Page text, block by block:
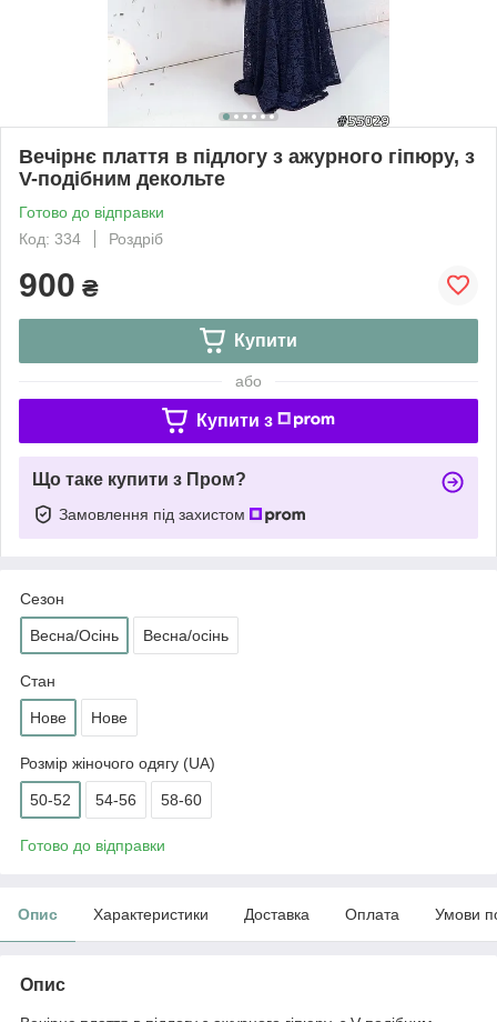
Вечірнє плаття в підлогу з ажурного гіпюру, з
V-подібним декольте
Готово до відправки
Код: 334
Роздріб
900 ₴
Купити
або
Купити з
Що таке купити з Пром?
Замовлення під захистом
Сезон
Весна/Осінь Весна/осінь
Стан
Нове Нове
Розмір жіночого одягу (UA)
50-52 54-56 58-60
Готово до відправки
Опис Характеристики Доставка Оплата Умови
Опис